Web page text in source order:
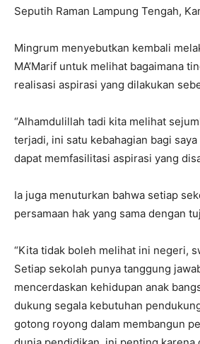
Seputih Raman Lampung Tengah,
Mingrum menyebutkan kembali
MA’Marif untuk melihat bagaimana
realisasi aspirasi yang dilakukan
“Alhamdulillah tadi kita melihat
terjadi, ini satu kebahagian bagi
dapat memfasilitasi aspirasi yang
Ia juga menuturkan bahwa setiap
persamaan hak yang sama dengan
“Kita tidak boleh melihat ini negeri,
Setiap sekolah punya tanggung
mencerdaskan kehidupan anak
dukung segala kebutuhan
gotong royong dalam membangun